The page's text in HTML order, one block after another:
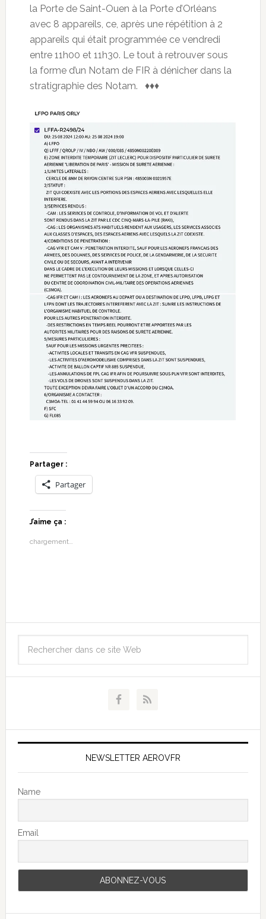
la Porte de Saint-Ouen à la Porte d’Orléans
avec 8 appareils, ce, après une répétition à 2
appareils qui était programmée ce vendredi
entre 11h00 et 11h30. Le tout à retrouver sous
la forme d’un Notam de FIR à dénicher dans la
stratigraphie des Notam. ♦♦♦
Partager :
Partager
J’aime ça :
chargement…
NEWSLETTER AEROVFR
Name
Email